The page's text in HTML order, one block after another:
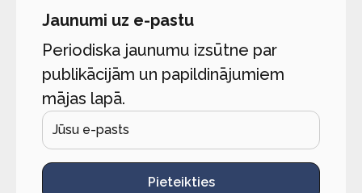
Jaunumi uz e-pastu
Periodiska jaunumu izsūtne par
publikācijām un papildinājumiem
mājas lapā.
Pieteikties